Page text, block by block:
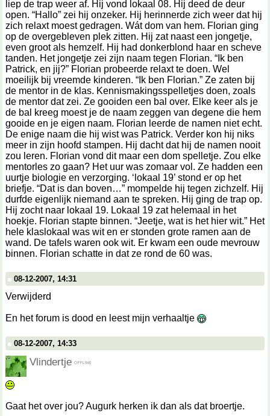
liep de trap weer af. Hij vond lokaal 08. Hij deed de deur
open. “Hallo” zei hij onzeker. Hij herinnerde zich weer dat hij
zich relaxt moest gedragen. Wát dom van hem. Florian ging
op de overgebleven plek zitten. Hij zat naast een jongetje,
even groot als hemzelf. Hij had donkerblond haar en scheve
tanden. Het jongetje zei zijn naam tegen Florian. “Ik ben
Patrick, en jij?” Florian probeerde relaxt te doen. Wel
moeilijk bij vreemde kinderen. “Ik ben Florian.” Ze zaten bij
de mentor in de klas. Kennismakingsspelletjes doen, zoals
de mentor dat zei. Ze gooiden een bal over. Elke keer als je
de bal kreeg moest je de naam zeggen van degene die hem
gooide en je eigen naam. Florian leerde de namen niet echt.
De enige naam die hij wist was Patrick. Verder kon hij niks
meer in zijn hoofd stampen. Hij dacht dat hij de namen nooit
zou leren. Florian vond dit maar een dom spelletje. Zou elke
mentorles zo gaan? Het uur was zomaar vol. Ze hadden een
uurtje biologie en verzorging. ‘lokaal 19’ stond er op het
briefje. “Dat is dan boven…” mompelde hij tegen zichzelf. Hij
durfde eigenlijk niemand aan te spreken. Hij ging de trap op.
Hij zocht naar lokaal 19. Lokaal 19 zat helemaal in het
hoekje. Florian stapte binnen. “Jeetje, wat is het hier wit.” Het
hele klaslokaal was wit en er stonden grote ramen aan de
wand. De tafels waren ook wit. Er kwam een oude mevrouw
binnen. Florian schatte in dat ze rond de 60 was.
08-12-2007, 14:31
Verwijderd
En het forum is dood en leest mijn verhaaltje
08-12-2007, 14:33
Vlindertje
Gaat het over jou? Augurk herken ik dan als dat broertje.